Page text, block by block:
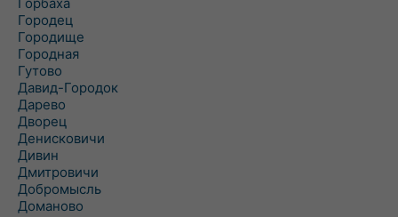
Городец
Городище
Городная
Гутово
Давид-Городок
Дарево
Дворец
Денисковичи
Дивин
Дмитровичи
Добромысль
Доманово